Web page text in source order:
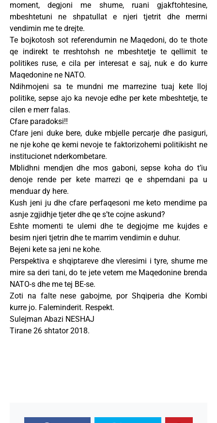
moment, degjoni me shume, ruani gjakftohtesine,
mbeshtetuni ne shpatullat e njeri tjetrit dhe merrni
vendimin me te drejte.
Te bojkotosh sot referendumin ne Maqedoni, do te thote
qe indirekt te rreshtohsh ne mbeshtetje te qellimit te
politikes ruse, e cila per interesat e saj, nuk e do kurre
Maqedonine ne NATO.
Ndihmojeni sa te mundni me marrezine tuaj kete lloj
politike, sepse ajo ka nevoje edhe per kete mbeshtetje, te
cilen e merr falas.
Cfare paradoksi!!
Cfare jeni duke bere, duke mbjelle percarje dhe pasiguri,
ne nje kohe qe kemi nevoje te faktorizohemi politikisht ne
institucionet nderkombetare.
Mblidhni mendjen dhe mos gaboni, sepse koha do t’iu
denoje rende per kete marrezi qe e shperndani pa u
menduar dy here.
Kush jeni ju dhe cfare perfaqesoni me keto mendime pa
asnje zgjidhje tjeter dhe qe s’te cojne askund?
Eshte momenti te ulemi dhe te degjojme me kujdes e
besim njeri tjetrin dhe te marrim vendimin e duhur.
Bejeni kete sa jeni ne kohe.
Perspektiva e shqiptareve dhe vleresimi i tyre, shume me
mire sa deri tani, do te jete vetem me Maqedonine brenda
NATO-s dhe me tej BE-se.
Zoti na falte nese gabojme, por Shqiperia dhe Kombi
kurre jo. Faleminderit. Respekt.
Sulejman Abazi NESHAJ
Tirane 26 shtator 2018.